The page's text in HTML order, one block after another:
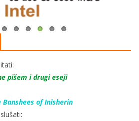
pišem i drugi eseji
Banshees of Inisherin